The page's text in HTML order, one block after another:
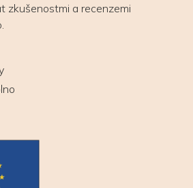
zkušenostmi a recenzemi